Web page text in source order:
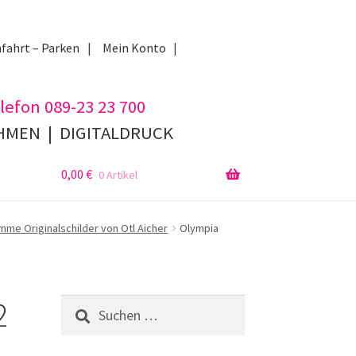
– Parken Mein Konto
089-23 23 700
| DIGITALDRUCK
0,00 € 0 Artikel
Originalschilder von Otl Aicher Olympia
Suchen
nach: